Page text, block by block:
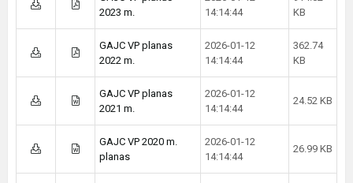
2023 m.
14:14:44
KB
GAJC VP planas
2022 m.
2026-01-12
14:14:44
362.74
KB
GAJC VP planas
2021 m.
2026-01-12
14:14:44
24.52 KB
GAJC VP 2020 m.
planas
2026-01-12
14:14:44
26.99 KB